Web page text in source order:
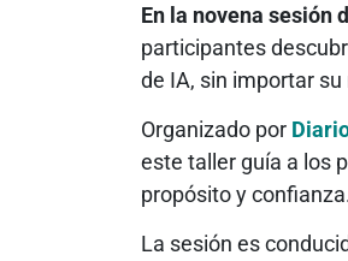
En la novena sesión
participantes
de IA, sin importar
Organizado por
este taller guía a los
propósito y
La sesión es